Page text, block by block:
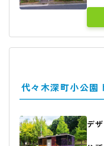
代々木深町小公園
デ